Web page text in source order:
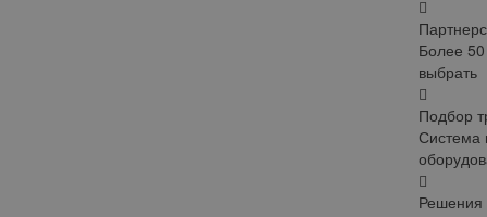
Более
выбрать
Подбор
Система